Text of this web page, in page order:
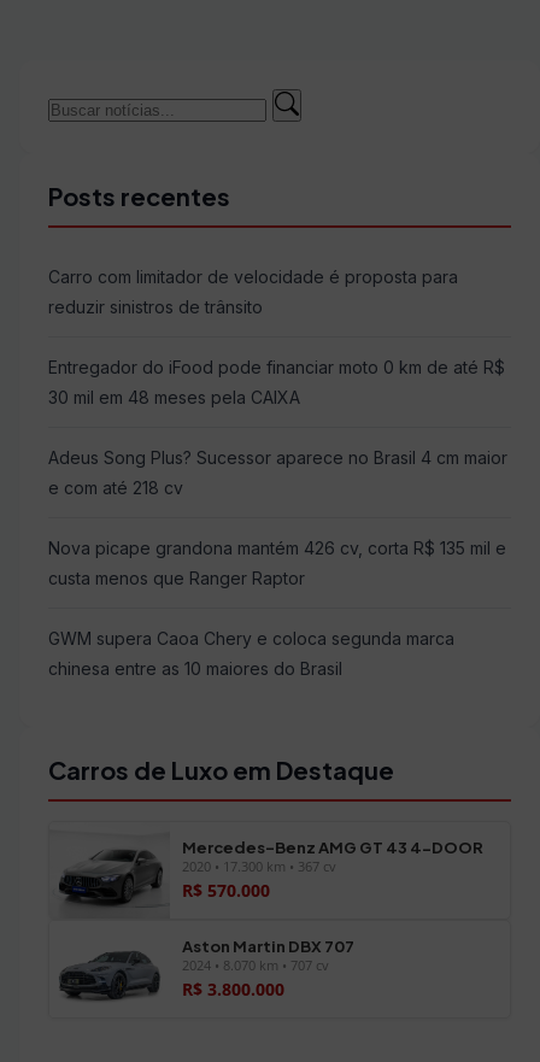
Buscar
Buscar
Posts recentes
Carro com limitador de velocidade é proposta para
reduzir sinistros de trânsito
Entregador do iFood pode financiar moto 0 km de até R$
30 mil em 48 meses pela CAIXA
Adeus Song Plus? Sucessor aparece no Brasil 4 cm maior
e com até 218 cv
Nova picape grandona mantém 426 cv, corta R$ 135 mil e
custa menos que Ranger Raptor
GWM supera Caoa Chery e coloca segunda marca
chinesa entre as 10 maiores do Brasil
Carros de Luxo em Destaque
Mercedes-Benz AMG GT 43 4-DOOR
2020 • 17.300 km • 367 cv
R$ 570.000
Aston Martin DBX 707
2024 • 8.070 km • 707 cv
R$ 3.800.000